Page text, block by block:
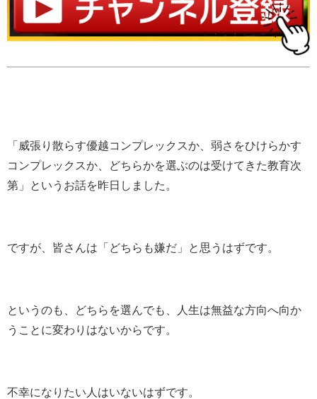
「威張り散らす優越コンプレックスか、弱さをひけらかす
コンプレックスか、どちらかを選ぶのは受けてきた教育次
第」というお話を昨日しました。
ですが、皆さんは「どちらも嫌だ」と思うはずです。
というのも、どちらを選んでも、人生は無益な方向へ向か
うことに変わりはないからです。
不幸になりたい人はいないはずです。